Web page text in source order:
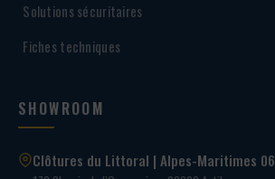
Solutions sécuritaires
Fiches techniques
SHOWROOM
Clôtures du Littoral | Alpes-Maritimes 06